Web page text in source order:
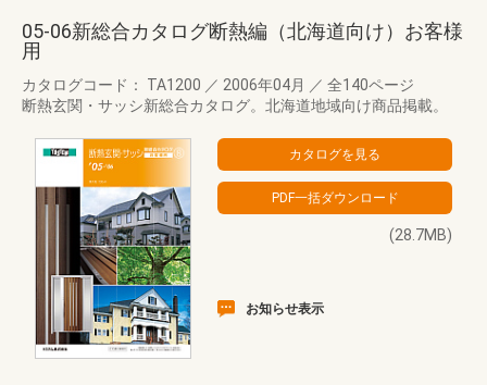
05-06新総合カタログ断熱編（北海道向け）お客様
用
カタログコード： TA1200 ／ 2006年04月 ／ 全140ページ
断熱玄関・サッシ新総合カタログ。北海道地域向け商品掲載。
(28.7MB)
お知らせ表示